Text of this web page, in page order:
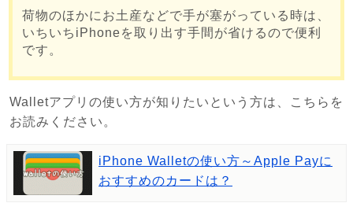
荷物のほかにお土産などで手が塞がっている時は、
いちいちiPhoneを取り出す手間が省けるので便利
です。
Walletアプリの使い方が知りたいという方は、こちらを
お読みください。
iPhone Walletの使い方～Apple Payに
おすすめのカードは？